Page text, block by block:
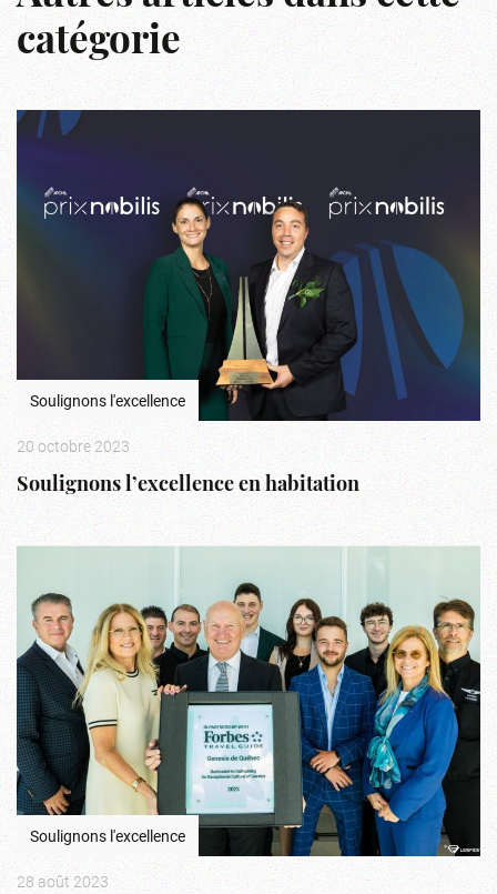
catégorie
Soulignons l'excellence
20 octobre 2023
Soulignons l’excellence en habitation
Soulignons l'excellence
28 août 2023